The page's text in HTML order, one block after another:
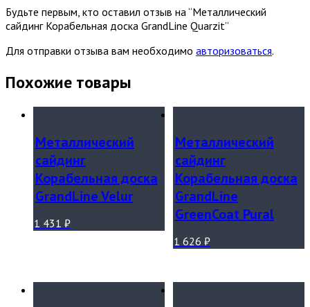
Будьте первым, кто оставил отзыв на “Металлический
сайдинг Корабельная доска GrandLine Quarzit”
Для отправки отзыва вам необходимо авторизоваться.
Похожие товары
Металлический
сайдинг
Корабельная доска
GrandLine Velur
1 431 ₽
Металлический
сайдинг
Корабельная доска
GrandLine
GreenCoat Pural
1 626 ₽